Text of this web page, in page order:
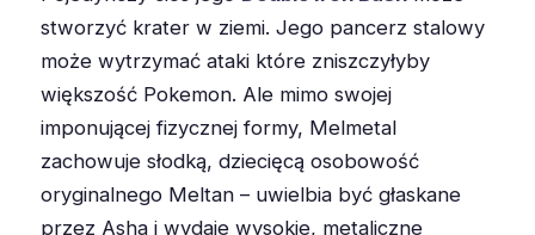
stworzyć krater w ziemi. Jego pancerz stalowy
może wytrzymać ataki które zniszczyłyby
większość Pokemon. Ale mimo swojej
imponującej fizycznej formy, Melmetal
zachowuje słodką, dziecięcą osobowość
oryginalnego Meltan – uwielbia być głaskane
przez Asha i wydaje wysokie, metaliczne